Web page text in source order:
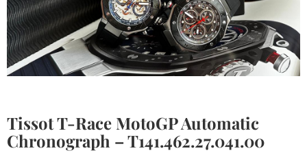
Tissot T‑Race MotoGP Automatic
Chronograph – T141.462.27.041.00